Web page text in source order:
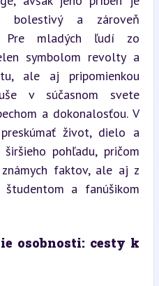
bolestivý a zároveň
Pre mladých ľudí zo
symbolom revolty a
ale aj pripomienkou
v súčasnom svete
a dokonalosťou. V
život, dielo a
pohľadu, pričom
faktov, ale aj z
a fanúšikom
osobnosti: cesty k